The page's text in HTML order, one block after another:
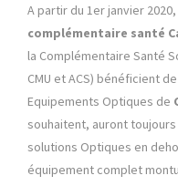
A partir du 1er janvier
complémentaire santé
la Complémentaire Santé
CMU et ACS) bénéficient de
Equipements Optiques de
souhaitent, auront
solutions Optiques en
équipement complet